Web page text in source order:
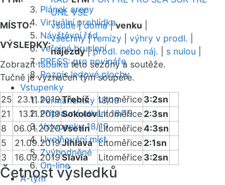
Plánek areny
Virtuální prohlídka
Návštěvní řád
Veřejné bruslení
PRESS: pro novináře
Rozpis ledové plochy
Vstupenky
Permanentky 18/19
Přípravná utkání 18/19
Vstupenky 18/19
Uvolňování míst
Zvýhodněné
On-line
A-tým
UNL VSE
MÍSTO:
všude|doma|venku
VÝSLEDKY:
všechny|remízy výhry v prodl.
nájezdy|prodl. nebo náj. s nulou
Zobrazittabulkutéto sezóny a soutěže.
Tučně je vyznačen tým soupeře.
25 23.11.2019Třebíč Litoměřice3:2sn
21
13.11.2019SokolovLitoměřice2:3sn
8
06.01.2020Vsetín Litoměřice4:3sn
5
21.09.2019Jihlava Litoměřice2:1sn
3
16.09.2019Slavia Litoměřice3:2sn
Četnost výsledků